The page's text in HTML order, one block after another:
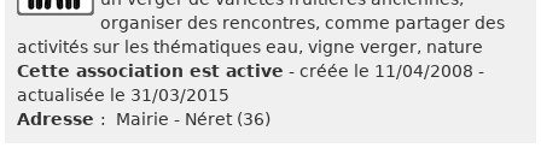
organiser des rencontres, comme partager des
activités sur les thématiques eau, vigne verger, nature
Cette association est active - créée le 11/04/2008 -
actualisée le 31/03/2015
Adresse : Mairie - Néret (36)